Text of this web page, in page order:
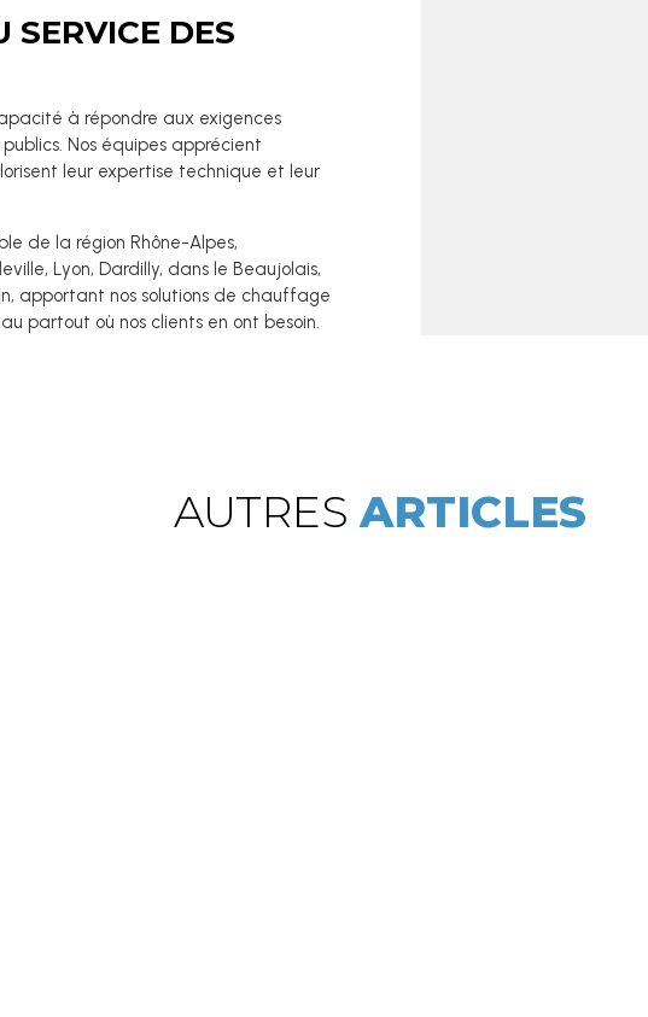
SERVICE DES
à répondre aux exigences
Nos équipes apprécient
leur expertise technique et leur
de la région Rhône-Alpes,
Lyon, Dardilly, dans le Beaujolais,
apportant nos solutions de chauffage
partout où nos clients en ont besoin.
AUTRESARTICLES